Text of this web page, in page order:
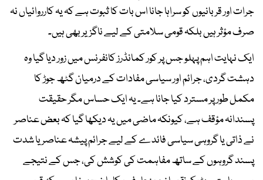
جرات اور قربانیوں کو سراہا جانا اس بات کا ثبوت ہے کہ یہ کارروائیاں نہ
صرف مؤثر ہیں بلکہ قومی سلامتی کے لیے ناگزیر بھی ہیں۔
ایک نہایت اہم پہلو جس پر کور کمانڈرز کانفرنس میں زور دیا گیا وہ
دہشت گردی، جرائم اور سیاسی مفادات کے درمیان گٹھ جوڑ کا
مکمل طور پر مسترد کیا جانا ہے۔ یہ ایک حساس مگر حقیقت
پسندانہ مؤقف ہے، کیونکہ ماضی میں یہ دیکھا گیا کہ بعض عناصر
نے ذاتی یا گروہی سیاسی فائدے کے لیے جرائم پیشہ عناصر یا شدت
پسند گروہوں کے ساتھ مفاہمت کی کوشش کی، جس کے نتیجے